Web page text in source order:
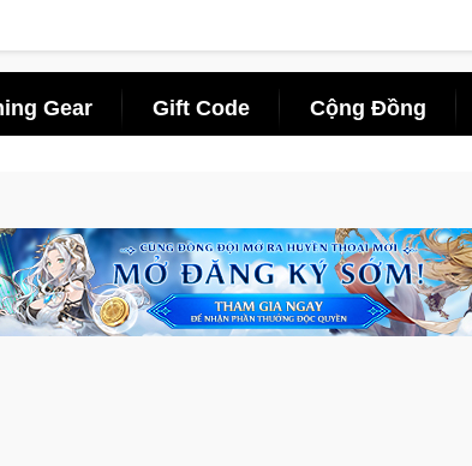
Gear Gift Code Cộng Đồng
tấn săn thú sinh tồn lên di động với tên gọi Palworld Online